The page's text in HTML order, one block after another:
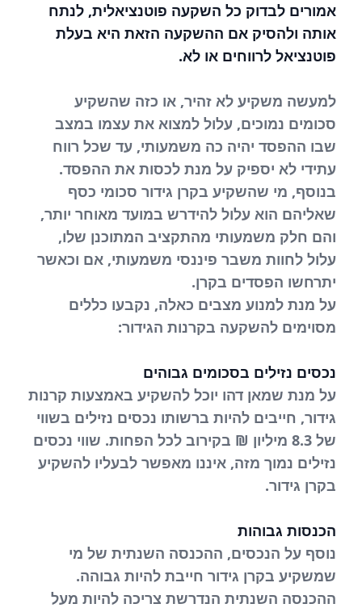
אמורים לבדוק כל השקעה פוטנציאלית, לנתח
אותה ולהסיק אם ההשקעה הזאת היא בעלת
פוטנציאל לרווחים או לא.
למעשה משקיע לא זהיר, או כזה שהשקיע
סכומים נמוכים, עלול למצוא את עצמו במצב
שבו ההפסד יהיה כה משמעותי, עד שכל רווח
עתידי לא יספיק על מנת לכסות את ההפסד.
בנוסף, מי שהשקיע בקרן גידור סכומי כסף
שאליהם הוא עלול להידרש במועד מאוחר יותר,
והם חלק משמעותי מהתקציב המתוכנן שלו,
עלול לחוות משבר פיננסי משמעותי, אם וכאשר
יתרחשו הפסדים בקרן.
על מנת למנוע מצבים כאלה, נקבעו כללים
מסוימים להשקעה בקרנות הגידור:
נכסים נזילים בסכומים גבוהים
על מנת שמאן דהו יוכל להשקיע באמצעות קרנות
גידור, חייבים להיות ברשותו נכסים נזילים בשווי
של 8.3 מיליון ₪ בקירוב לכל הפחות. שווי נכסים
נזילים נמוך מזה, איננו מאפשר לבעליו להשקיע
בקרן גידור.
הכנסות גבוהות
נוסף על הנכסים, ההכנסה השנתית של מי
שמשקיע בקרן גידור חייבת להיות גבוהה.
ההכנסה השנתית הנדרשת צריכה להיות מעל